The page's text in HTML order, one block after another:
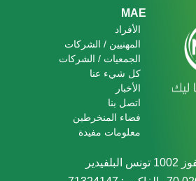
Footer
المهنيين / الشركات
الجمعيات / الشركات
كل شيء عنا
اتصل بنا
فضاء المنخرطين
معلومات مفيدة